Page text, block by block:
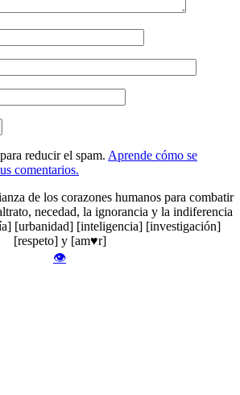
reducir el spam. Aprende cómo se
comentarios.
de los corazones humanos para combatir
necedad, la ignorancia y la indiferencia
[urbanidad] [inteligencia] [investigación]
[respeto] y [am♥r]
👁